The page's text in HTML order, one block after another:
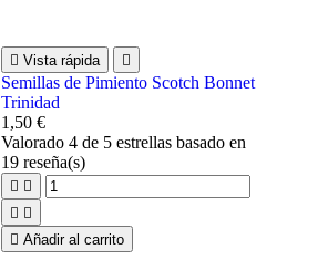
 Vista rápida 
Semillas de Pimiento Scotch Bonnet
Trinidad
1,50 €
Valorado 4de 5 estrellas basado en
19reseña(s)
 
 
 Añadir al carrito